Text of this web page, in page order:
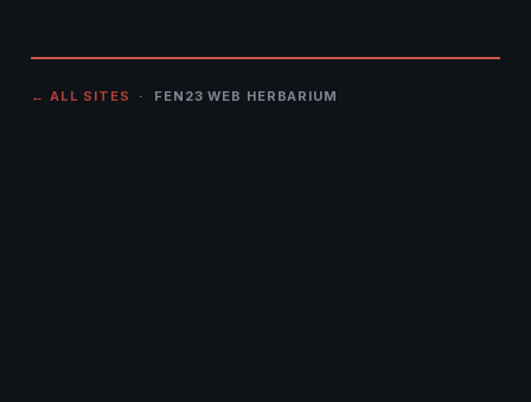
← ALL SITES · FEN23 WEB HERBARIUM